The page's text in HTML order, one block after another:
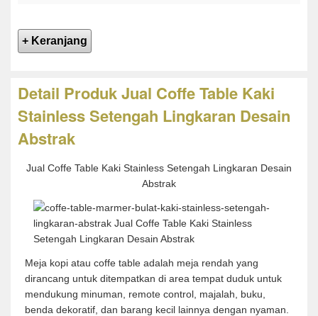
Detail Produk Jual Coffe Table Kaki
Stainless Setengah Lingkaran Desain
Abstrak
Jual Coffe Table Kaki Stainless Setengah Lingkaran Desain
Abstrak
Meja kopi atau coffe table adalah meja rendah yang
dirancang untuk ditempatkan di area tempat duduk untuk
mendukung minuman, remote control, majalah, buku,
benda dekoratif, dan barang kecil lainnya dengan nyaman.